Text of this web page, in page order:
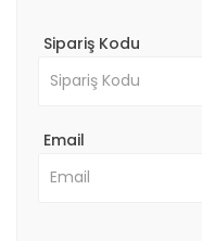
Sipariş Kodu
Email